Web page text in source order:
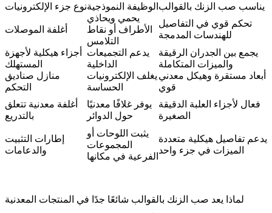
نوع جزء الإلكترونياتالوظيفة النموذجية يناسب صب الزنك بالقوالب
أغلفة الموصلات
يحمي ويحاذي
الأطراف أو نقاط
التلامس
تحكم قوي في التفاصيل
للهندسات المدمجة
أجزاء هيكلية لأجهزة
المستهلك
يدعم التجميعات
الداخلية
يجمع بين الجدران الرقيقة
والميزات المتكاملة
منازل صناديق
التحكم
يغلف الإلكترونيات
الحساسة
أبعاد مستقرة وهيكل معدني
قوي
أغلفة معدنية تتعلق
بالتدريع
يوفر غلافًا معدنيًا
حول الدوائر
فعال لأجزاء العلبة الدقيقة
الصغيرة
إطارات التثبيت
والدعامات
يثبت اللوحات أو
المجموعات
الفرعية في مكانها
يدعم تفاصيل هيكلية متعددة
الميزات في جزء واحد
لماذا يعد صب الزنك بالقوالب شائعًا جدًا في المنتجات المعدنية